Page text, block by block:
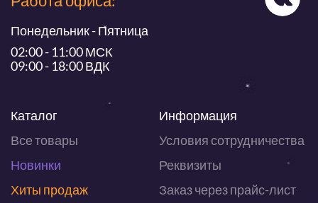
Понедельник - Пятница
02:00 - 11:00 МСК
09:00 - 18:00 ВДК
Каталог
Все товары
Новинки
Хиты продаж
Информация
Условия сотрудничества
Реквизиты
Заказ через прайс-лист